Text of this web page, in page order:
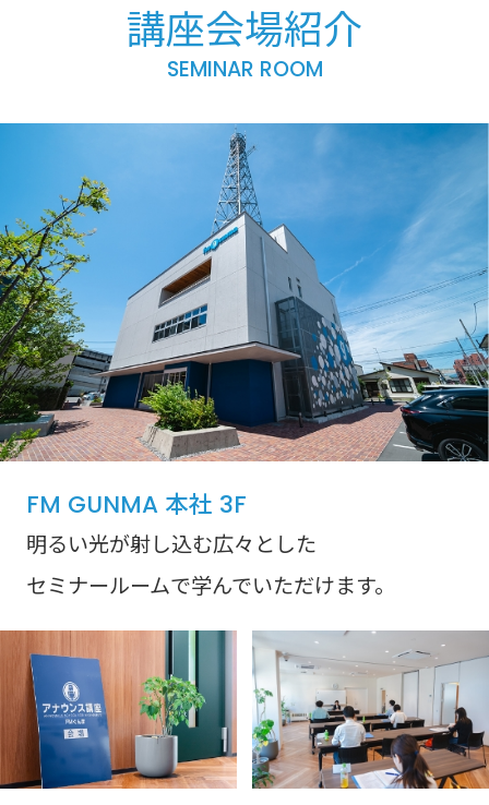
講座会場紹介
SEMINAR ROOM
FM GUNMA 本社 3F
明るい光が射し込む広々とした
セミナールームで学んでいただけます。